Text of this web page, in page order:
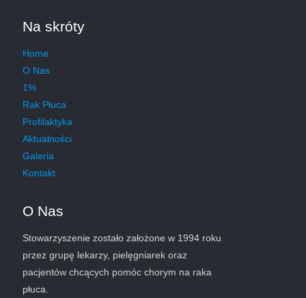
Na skróty
Home
O Nas
1%
Rak Płuca
Profilaktyka
Aktualności
Galeria
Kontakt
O Nas
Stowarzyszenie zostało założone w 1994 roku
przez grupę lekarzy, pielęgniarek oraz
pacjentów chcących pomóc chorym na raka
płuca.